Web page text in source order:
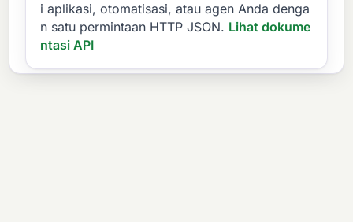
i aplikasi, otomatisasi, atau agen Anda denga
n satu permintaan HTTP JSON. Lihat dokume
ntasi API